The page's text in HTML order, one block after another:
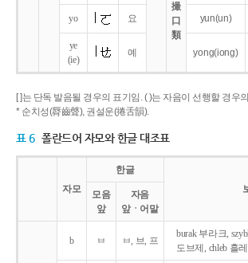
撮
口
類
yo 요 yun(un)
ye
(ie)
예 yong(iong)
[ ]는 단독 발음될 경우의 표기임. ( )는 자음이 선행할 경우
* 순치성(脣齒聲), 권설운(捲舌韻).
표 6 폴란드어 자모와 한글 대조표
자모
한글
모음
앞
자음
앞ㆍ어말
b ㅂ ㅂ, 브, 프
burak 부라크,
도브제, chleb 흘